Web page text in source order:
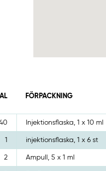
FÖRPACKNING
Injektionsflaska, 1 x 10 ml
1 injektionsflaska, 1 x 6 st
2 Ampull, 5 x 1 ml